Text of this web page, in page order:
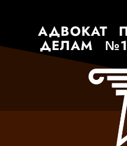
АДВОКАТ
ДЕЛАМ